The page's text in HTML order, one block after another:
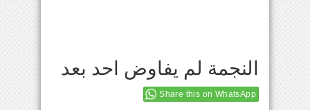
النجمة لم يفاوض احد بعد
Share this on WhatsApp